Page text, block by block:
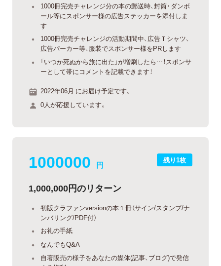
1000冊完売チャレンジ分の本の郵送時、封筒・ダンボ
ール等にスポンサー様の広告ステッカーを添付しま
す
1000冊完売チャレンジの活動期間中、広告Ｔシャツ、
広告パーカー等、服装でスポンサー様をPRします
「いつか死ぬから旅に出た」が増刷したら…！スポンサ
ーとして帯にコメントを記載できます！
2022年06月 にお届け予定です。
0人が応援しています。
残り1枚
1000000 円
1,000,000円のリターン
初版クラファンversionの本１冊（サイン/スタンプ/ナ
ンバリング/PDF付）
お礼の手紙
なんでもQ&A
自著販売の様子をあなたの媒体(記事、ブログ)で発信